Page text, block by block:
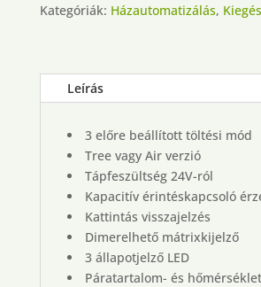
Kategóriák: Házautomatizálás,
Leírás
3 előre beállított töltési mód
Tree vagy Air verzió
Tápfeszültség 24V-ról
Kapacitív érintéskapcsoló
Kattintás visszajelzés
Dimerelhető mátrixkijelző
3 állapotjelző LED
Páratartalom- és